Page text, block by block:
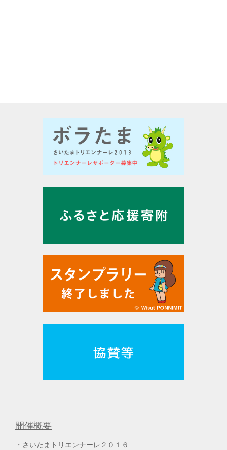
開催概要
さいたまトリエンナーレ２０１６